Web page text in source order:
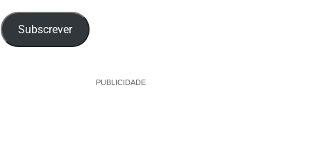
Subscrever
PUBLICIDADE